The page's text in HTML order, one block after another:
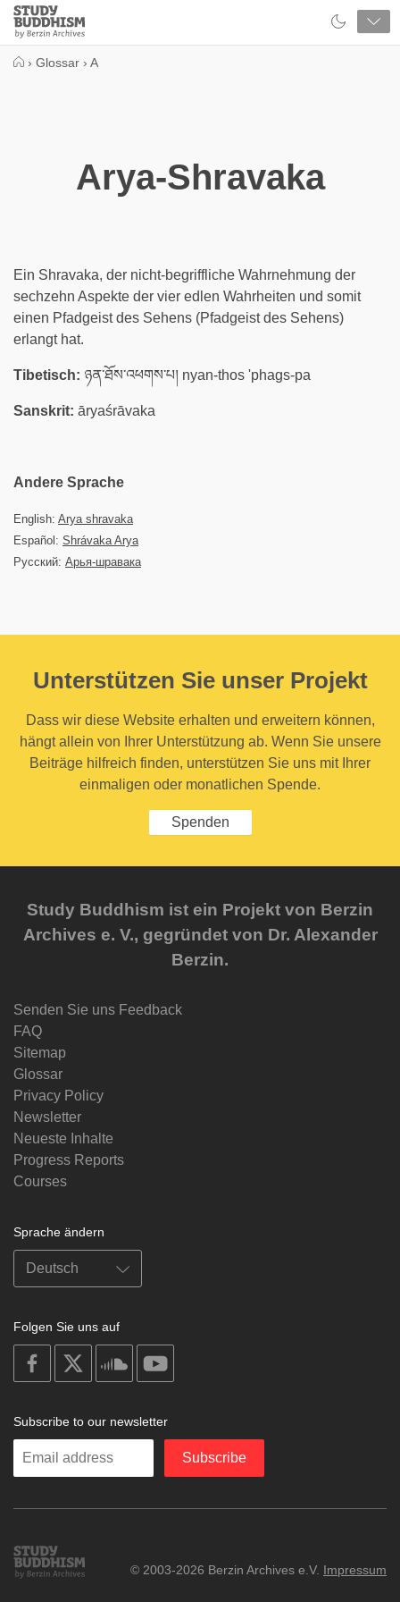
Close
Study
Buddhism
› Glossar › A
Arya-Shravaka
Ein Shravaka, der nicht-begriffliche Wahrnehmung der
sechzehn Aspekte der vier edlen Wahrheiten und somit
einen Pfadgeist des Sehens (Pfadgeist des Sehens)
erlangt hat.
Tibetisch: ཉན་ཐོས་འཕགས་པ། nyan-thos 'phags-pa
Sanskrit: āryaśrāvaka
Andere Sprache
English: Arya shravaka
Español: Shrávaka Arya
Русский: Арья-шравака
Unterstützen Sie unser Projekt
Dass wir diese Website erhalten und erweitern können,
hängt allein von Ihrer Unterstützung ab. Wenn Sie unsere
Beiträge hilfreich finden, unterstützen Sie uns mit Ihrer
einmaligen oder monatlichen Spende.
Spenden
Study Buddhism ist ein Projekt von Berzin
Archives e. V., gegründet von Dr. Alexander
Berzin.
Senden Sie uns Feedback
FAQ
Sitemap
Glossar
Privacy Policy
Newsletter
Neueste Inhalte
Progress Reports
Courses
Sprache ändern
Folgen Sie uns auf
on
facebook
soundcloud
Subscribe to our newsletter
Enter
Subscribe
Study
Buddhism
© 2003-2026 Berzin Archives e.V. Impressum